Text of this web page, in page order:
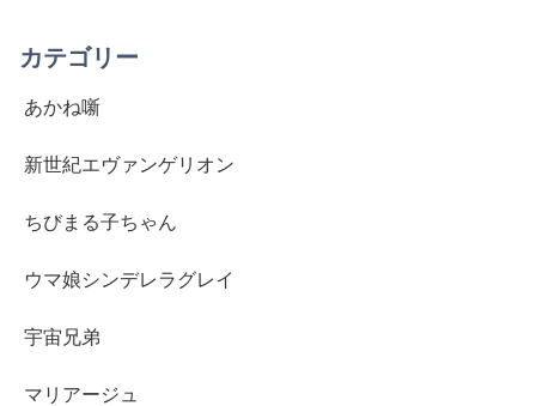
カテゴリー
あかね噺
新世紀エヴァンゲリオン
ちびまる子ちゃん
ウマ娘シンデレラグレイ
宇宙兄弟
マリアージュ